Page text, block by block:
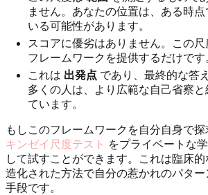
ません。あなたの位置は、ある時
いる可能性があります。
スコアに優劣はありません。この
フレームワークを提供するだけです
これは 出発点 であり、最終的な答
多くの人は、より広範な自己省察
ています。
もしこのフレームワークを自分自身で探
キンゼイ尺度テスト をプライベートな
して試すことができます。これは臨床
造化された方法で自分の惹かれのパタ
手段です。